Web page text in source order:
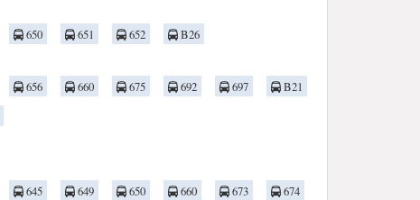
650 651 652
B26
656 660 675 692 697
B21
645 649 650 660 673
674